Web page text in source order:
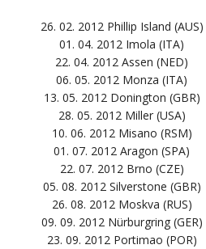
26. 02. 2012 Phillip Island (AUS)
01. 04. 2012 Imola (ITA)
22. 04. 2012 Assen (NED)
06. 05. 2012 Monza (ITA)
13. 05. 2012 Donington (GBR)
28. 05. 2012 Miller (USA)
10. 06. 2012 Misano (RSM)
01. 07. 2012 Aragon (SPA)
22. 07. 2012 Brno (CZE)
05. 08. 2012 Silverstone (GBR)
26. 08. 2012 Moskva (RUS)
09. 09. 2012 Nürburgring (GER)
23. 09. 2012 Portimao (POR)